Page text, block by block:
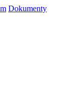
Dokumenty